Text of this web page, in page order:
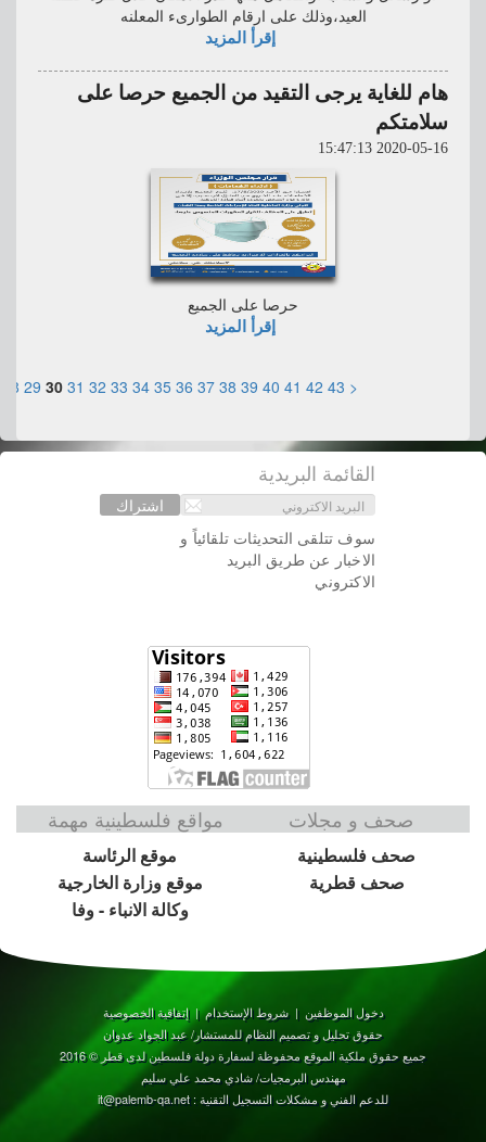
العيد،وذلك على ارقام الطوارىء المعلنه
إقرأ المزيد
هام للغاية يرجى التقيد من الجميع حرصا على
سلامتكم
2020-05-16 15:47:13
حرصا على الجميع
إقرأ المزيد
<
28 29 30 31 32 33 34 35 36 37 38 39 40 41 42 43
القائمة البريدية
اشتراك
سوف تتلقى التحديثات تلقائياً و
الاخبار عن طريق البريد
الاكتروني
صحف و مجلات مواقع فلسطينية مهمة
صحف فلسطينية
صحف قطرية
موقع الرئاسة
موقع وزارة الخارجية
وكالة الانباء - وفا
دخول الموظفين | شروط الإستخدام | إتفاقية الخصوصية
حقوق تحليل و تصميم النظام للمستشار/ عبد الجواد عدوان
جميع حقوق ملكية الموقع محفوظة لسفارة دولة فلسطين لدى قطر © 2016
مهندس البرمجيات/ شادي محمد علي سليم
للدعم الفني و مشكلات التسجيل التقنية : it@palemb-qa.net